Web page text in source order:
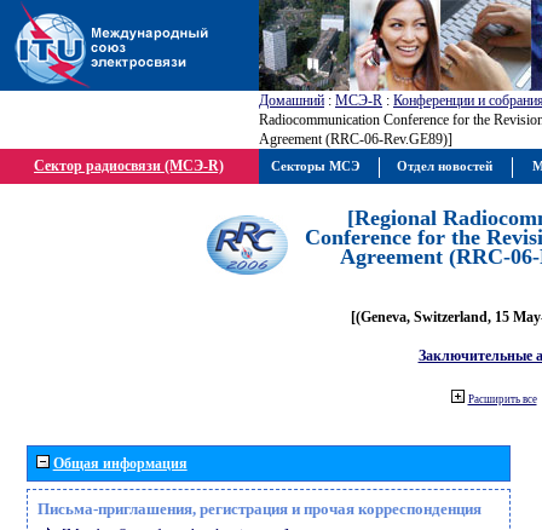
Домашний : МСЭ-R : Конференции и
Radiocommunication Conference for the
Agreement (RRC-06-Rev.GE89)]
Сектор радиосвязи (МСЭ-R)
[Regional
Conference for the
Agreement (RRC-
[(Geneva, Switzerland, 15
Заключительные
Расширить все
Общая информация
Письма-приглашения, регистрация и прочая корреспонденция
Секторы МСЭ Отдел новостей